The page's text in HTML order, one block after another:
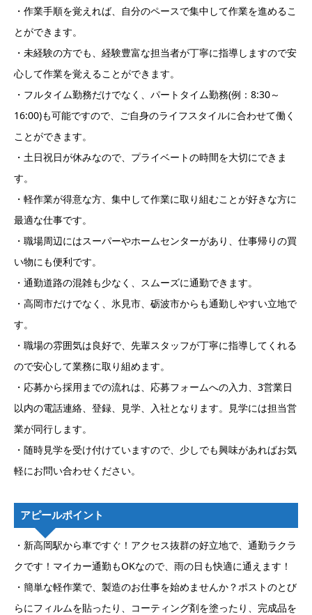
・作業手順を覚えれば、自分のペースで集中して作業を進めるこ
とができます。
・未経験の方でも、経験豊富な担当者が丁寧に指導しますので安
心して作業を覚えることができます。
・フルタイム勤務だけでなく、パートタイム勤務(例：8:30～
16:00)も可能ですので、ご自身のライフスタイルに合わせて働く
ことができます。
・土日祝日が休みなので、プライベートの時間を大切にできま
す。
・軽作業が得意な方、集中して作業に取り組むことが好きな方に
最適な仕事です。
・職場周辺にはスーパーやホームセンターがあり、仕事帰りの買
い物にも便利です。
・通勤道路の混雑も少なく、スムーズに通勤できます。
・高岡市だけでなく、氷見市、砺波市からも通勤しやすい立地で
す。
・職場の雰囲気は良好で、先輩スタッフが丁寧に指導してくれる
ので安心して業務に取り組めます。
・応募から採用までの流れは、応募フォームへの入力、3営業日
以内の電話連絡、登録、見学、入社となります。見学には担当営
業が同行します。
・随時見学を受け付けていますので、少しでも興味があればお気
軽にお問い合わせください。
アピールポイント
・新高岡駅から車ですぐ！アクセス抜群の好立地で、通勤ラクラ
クです！マイカー通勤もOKなので、雨の日も快適に通えます！
・簡単な軽作業で、製造のお仕事を始めませんか？ポストのとび
らにフィルムを貼ったり、コーティング剤を塗ったり、完成品を